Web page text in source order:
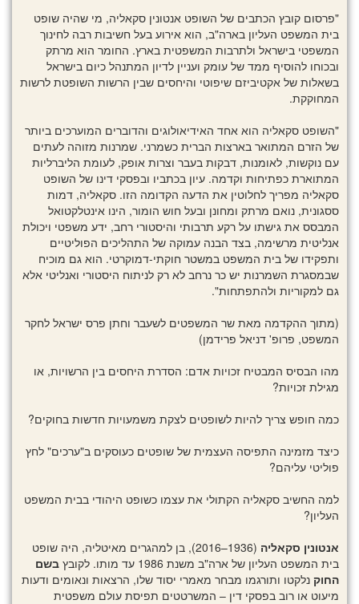
"פרסום קובץ הכתבים של השופט אנטונין סקאליה, מי שהיה שופט
בית המשפט העליון בארה"ב, הוא אירוע בעל חשיבות רבה לחינוך
המשפטי בישראל ולתרבות המשפטית בארץ. החומר הוא מרתק
ובכוחו להוסיף ממד של עומק ועניין לדיון המתנהל כיום בישראל
בשאלות של אקטיביזם שיפוטי והיחסים שבין הרשות השופטת לרשות
המחוקקת.
"השופט סקאליה הוא אחד האידיאולוגים והדוברים המוערכים ביותר
של הזרם המתואר בארצות הברית כשמרני. שמרנות מזוהה לעתים
עם נוקשות, לאומנות, דבקות בעבר וצרות אופק, לעומת הליברליות
המתוארת כפתיחות וקדמה. עיון בכתביו ובפסקי דינו של השופט
סקאליה מפריך לחלוטין את הדעה הקדומה הזו. סקאליה, דמות
ססגונית, נואם מרתק ומחונן ובעל חוש הומור, הינו אינטלקטואל
המבסס את גישתו על רקע תרבותי והיסטורי רחב, ידע משפטי ויכולת
אנליטית מרשימה, בצד הבנה עמוקה של התהליכים הפוליטיים
ותפקידו של בית המשפט במשטר חוקתי-דמוקרטי. הוא גם מוכיח
שבמסגרת השמרנות יש כר נרחב לא רק לניתוח היסטורי ואנליטי אלא
גם למקוריות ולהתפתחות".
(מתוך ההקדמה מאת שר המשפטים לשעבר וחתן פרס ישראל לחקר
המשפט, פרופ' דניאל פרידמן)
מהו הבסיס המבטיח זכויות אדם: הסדרת היחסים בין הרשויות, או
מגילת זכויות?
כמה חופש צריך להיות לשופטים לצקת משמעויות חדשות בחוקים?
כיצד מזמינה התפיסה העצמית של שופטים כעוסקים ב"ערכים" לחץ
פוליטי עליהם?
למה החשיב סקאליה הקתולי את עצמו כשופט היהודי בבית המשפט
העליון?
אנטונין סקאליה
(1936–2016), בן למהגרים מאיטליה, היה שופט
בית המשפט העליון של ארה"ב משנת 1986 עד מותו. לקובץ
בשם
החוק נלקטו ותורגמו מבחר מאמרי יסוד שלו, הרצאות ונאומים ודעות
מיעוט או רוב בפסקי דין – המשרטטים תפיסת עולם משפטית